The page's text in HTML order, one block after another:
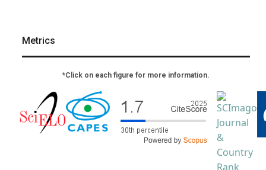
Metrics
*Click on each figure for more information.